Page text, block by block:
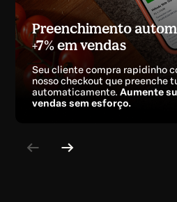
Preenchimento
+7% em vendas
Seu cliente compra rapidinho
nosso checkout que preenche
automaticamente.Aumente
vendas sem esforço.